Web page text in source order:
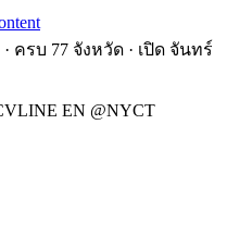
ครบ 77 จังหวัด · เปิด จันทร์
LINE EN @NYCT